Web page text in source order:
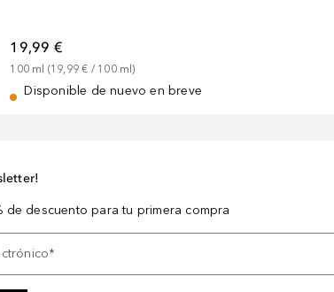
19,99 €
100 ml (19,99 € / 100 ml)
Disponible de nuevo en breve
de descuento para tu primera compra
*